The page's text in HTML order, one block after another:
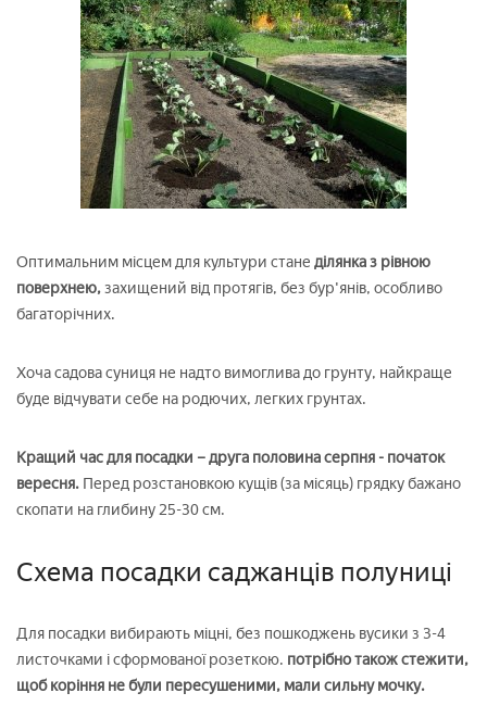
Оптимальним місцем для культури стане ділянка з рівною
поверхнею,захищений від протягів, без бур'янів, особливо
багаторічних.
Хоча садова суниця не надто вимоглива до грунту, найкраще
буде відчувати себе на родючих, легких грунтах.
Кращий час для посадки – друга половина серпня - початок
вересня. Перед розстановкою кущів (за місяць) грядку бажано
скопати на глибину 25-30 см.
Схема посадки саджанців полуниці
Для посадки вибирають міцні, без пошкоджень вусики з 3-4
листочками і сформованої розеткою. потрібно також стежити,
щоб коріння не були пересушеними, мали сильну мочку.